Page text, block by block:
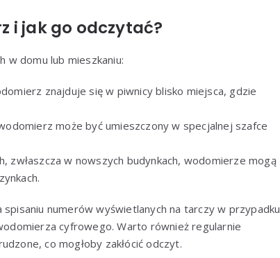
i jak go odczytać?
w domu lub mieszkaniu:
znajduje się w piwnicy blisko miejsca, gdzie
może być umieszczony w specjalnej szafce
zwłaszcza w nowszych budynkach, wodomierze mogą
numerów wyświetlanych na tarczy w przypadku
cyfrowego. Warto również regularnie
co mogłoby zakłócić odczyt.